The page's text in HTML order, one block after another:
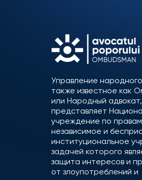
Управление
также известное как
или Народный адвокат,
представляет
учреждение по
независимое и
институциональное
задачей которого
защита интересов и
от злоупотреблений и